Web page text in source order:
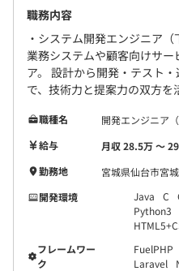
・健康保険：ITS（関東IT
無期雇用
試用期間 6 ヶ月
職務内容
・システム開発エンジニア（
業務システムや顧客向けサ
ア。 設計から開発・テスト
で、技術力と提案力の双方を
職種名
開発エンジニア
給与
月収 28.5万 〜
勤務地
宮城県仙台市宮
開発環境
Java C
Python3
フレームワー
ク
FuelPHP
Laravel